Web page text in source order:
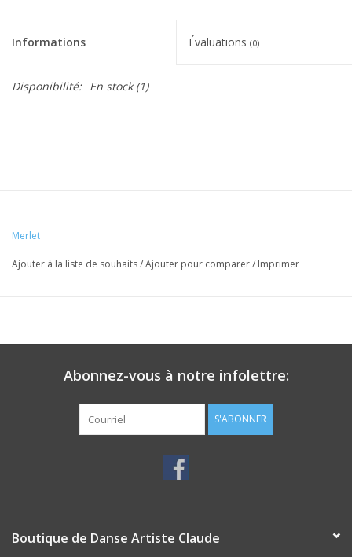
Informations Évaluations (0)
Disponibilité: En stock(1)
Merlet
Ajouter à la liste de souhaits/Ajouter pour comparer/ Imprimer
Abonnez-vous à notre infolettre:
S'ABONNER
Boutique de Danse Artiste Claude